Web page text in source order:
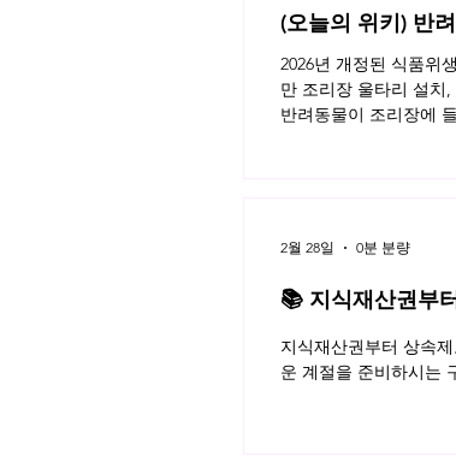
(오늘의 위키) 반
2026년 개정된 식품위
만 조리장 울타리 설치
반려동물이 조리장에
📚 지식재산권부
월 네플라 법률레
지식재산권부터 상속
운 계절을 준비하시는
2월 28일 0분 분량